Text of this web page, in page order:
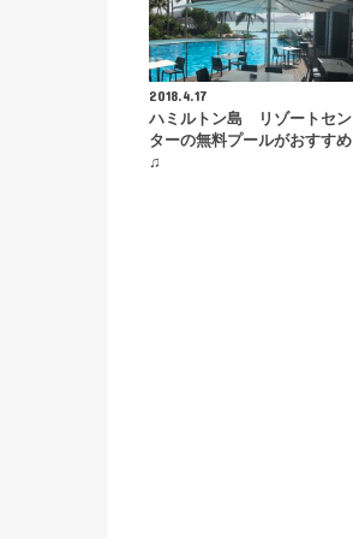
2018.4.17
ハミルトン島 リゾートセン
ターの無料プールがおすすめ
♫